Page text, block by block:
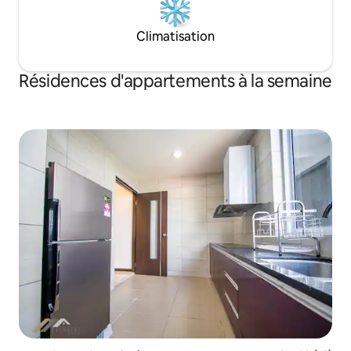
Climatisation
Résidences d'appartements à la semaine